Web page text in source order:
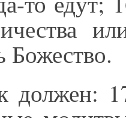
Божество.
должен: